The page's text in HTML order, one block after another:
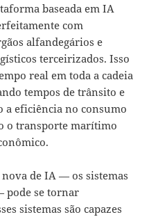
baseada em IA
com
alfandegários e
terceirizados. Isso
real em toda a cadeia
tempos de trânsito e
a eficiência no consumo
o transporte marítimo
de IA — os sistemas
pode se tornar
sistemas são capazes